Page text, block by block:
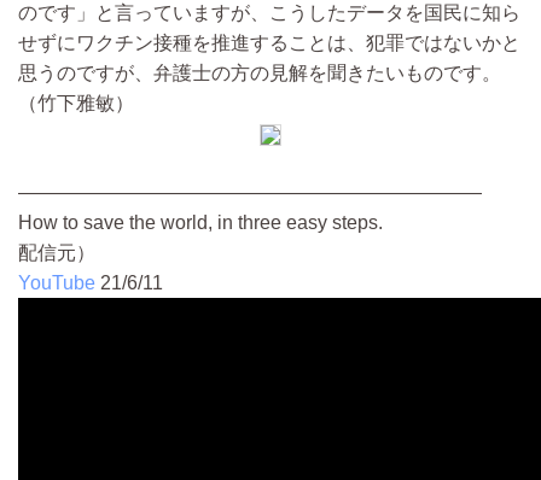
のです」と言っていますが、こうしたデータを国民に知ら
せずにワクチン接種を推進することは、犯罪ではないかと
思うのですが、弁護士の方の見解を聞きたいものです。
（竹下雅敏）
————————————————————————
How to save the world, in three easy steps.
配信元）
YouTube 21/6/11